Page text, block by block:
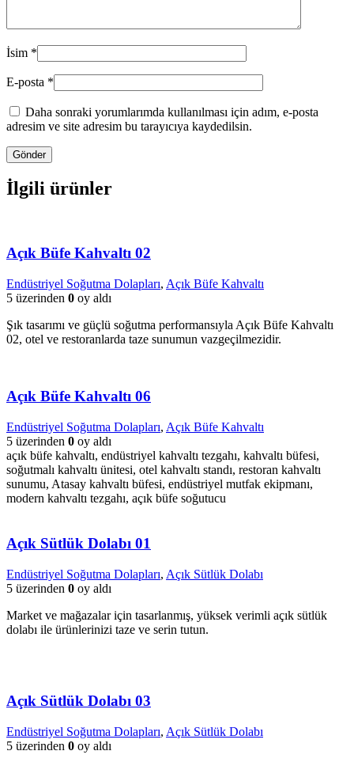
İsim *
E-posta *
Daha sonraki yorumlarımda kullanılması için adım, e-posta
adresim ve site adresim bu tarayıcıya kaydedilsin.
İlgili ürünler
Açık Büfe Kahvaltı 02
Endüstriyel Soğutma Dolapları, Açık Büfe Kahvaltı
5 üzerinden 0 oy aldı
Şık tasarımı ve güçlü soğutma performansıyla Açık Büfe Kahvaltı
02, otel ve restoranlarda taze sunumun vazgeçilmezidir.
Açık Büfe Kahvaltı 06
Endüstriyel Soğutma Dolapları, Açık Büfe Kahvaltı
5 üzerinden 0 oy aldı
açık büfe kahvaltı, endüstriyel kahvaltı tezgahı, kahvaltı büfesi,
soğutmalı kahvaltı ünitesi, otel kahvaltı standı, restoran kahvaltı
sunumu, Atasay kahvaltı büfesi, endüstriyel mutfak ekipmanı,
modern kahvaltı tezgahı, açık büfe soğutucu
Açık Sütlük Dolabı 01
Endüstriyel Soğutma Dolapları, Açık Sütlük Dolabı
5 üzerinden 0 oy aldı
Market ve mağazalar için tasarlanmış, yüksek verimli açık sütlük
dolabı ile ürünlerinizi taze ve serin tutun.
Açık Sütlük Dolabı 03
Endüstriyel Soğutma Dolapları, Açık Sütlük Dolabı
5 üzerinden 0 oy aldı